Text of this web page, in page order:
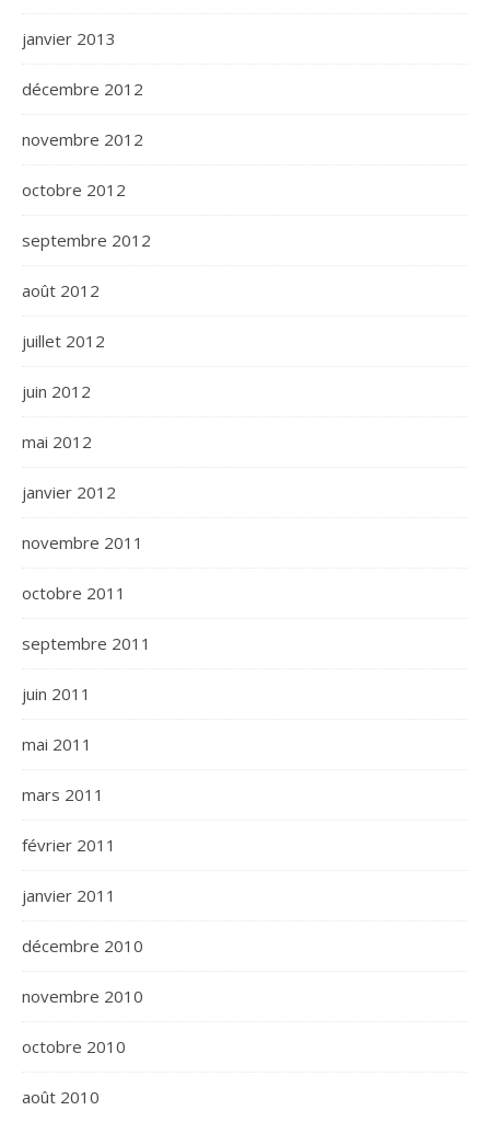
janvier 2013
décembre 2012
novembre 2012
octobre 2012
septembre 2012
août 2012
juillet 2012
juin 2012
mai 2012
janvier 2012
novembre 2011
octobre 2011
septembre 2011
juin 2011
mai 2011
mars 2011
février 2011
janvier 2011
décembre 2010
novembre 2010
octobre 2010
août 2010